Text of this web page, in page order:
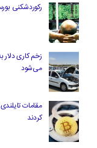
رکوردشکنی بورس تهران امروز ۱۲
زخم کاری دلار
می‌شود
کردند